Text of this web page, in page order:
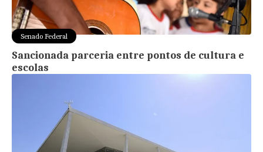
Senado Federal
Sancionada parceria entre pontos de cultura e
escolas